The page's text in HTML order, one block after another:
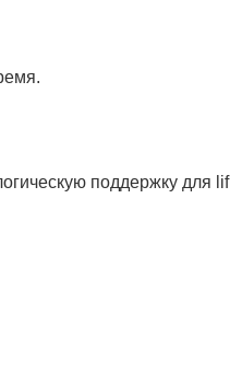
поддержку для lif